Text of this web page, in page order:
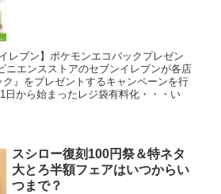
レブン】ポケモンエコバックプレゼン
ニエンスストアのセブンイレブンが各店
』をプレゼントするキャンペーンを行
日から始まったレジ袋有料化・・・い
スシロー復刻100円祭＆特ネタ
大とろ半額フェアはいつからい
つまで？